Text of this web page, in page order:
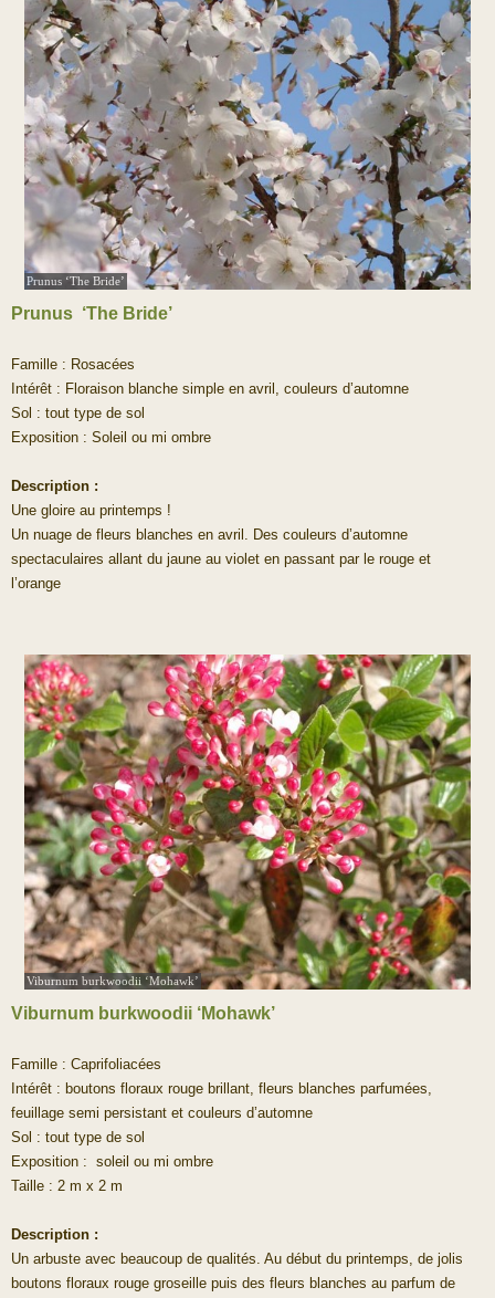
Prunus ‘The Bride’
Prunus ‘The Bride’
Famille : Rosacées
Intérêt : Floraison blanche simple en avril, couleurs d’automne
Sol : tout type de sol
Exposition : Soleil ou mi ombre
Description :
Une gloire au printemps !
Un nuage de fleurs blanches en avril. Des couleurs d’automne
spectaculaires allant du jaune au violet en passant par le rouge et
l’orange
Viburnum burkwoodii ‘Mohawk’
Viburnum burkwoodii ‘Mohawk’
Famille : Caprifoliacées
Intérêt : boutons floraux rouge brillant, fleurs blanches parfumées,
feuillage semi persistant et couleurs d’automne
Sol : tout type de sol
Exposition : soleil ou mi ombre
Taille : 2 m x 2 m
Description :
Un arbuste avec beaucoup de qualités. Au début du printemps, de jolis
boutons floraux rouge groseille puis des fleurs blanches au parfum de